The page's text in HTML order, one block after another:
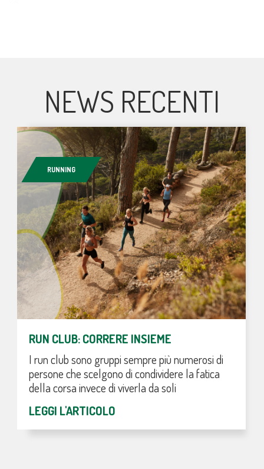
NEWS RECENTI
RUNNING
RUN CLUB: CORRERE INSIEME
I run club sono gruppi sempre più numerosi di
persone che scelgono di condividere la fatica
della corsa invece di viverla da soli
LEGGI L'ARTICOLO